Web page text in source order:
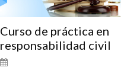
Curso de práctica en
responsabilidad civil